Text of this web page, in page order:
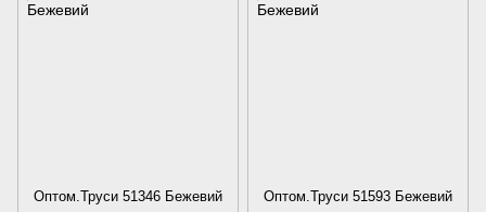
Оптом.Труси 51346 Бежевий Оптом.Труси 51593 Бежевий